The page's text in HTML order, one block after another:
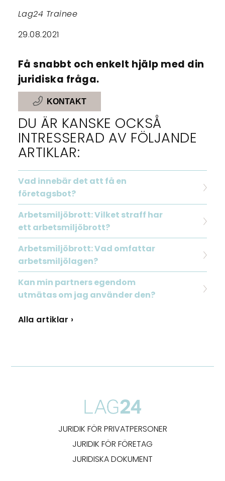
Lag24 Trainee
29.08.2021
Få snabbt och enkelt hjälp med din
juridiska fråga.
KONTAKT
DU ÄR KANSKE OCKSÅ
INTRESSERAD AV FÖLJANDE
ARTIKLAR:
Vad innebär det att få en
företagsbot?
Arbetsmiljöbrott: Vilket straff har
ett arbetsmiljöbrott?
Arbetsmiljöbrott: Vad omfattar
arbetsmiljölagen?
Kan min partners egendom
utmätas om jag använder den?
Alla artiklar ›
JURIDIK FÖR PRIVATPERSONER
JURIDIK FÖR FÖRETAG
JURIDISKA DOKUMENT